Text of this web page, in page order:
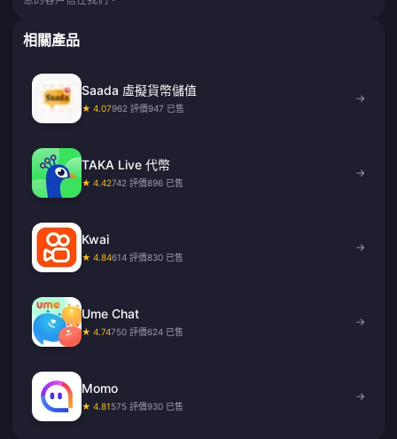
相關產品
Saada 虛擬貨幣儲值
★ 4.07962 評價947 已售
→
TAKA Live 代幣
★ 4.42742 評價896 已售
→
Kwai
★ 4.84614 評價830 已售
→
Ume Chat
★ 4.74750 評價624 已售
→
Momo
★ 4.81575 評價930 已售
→